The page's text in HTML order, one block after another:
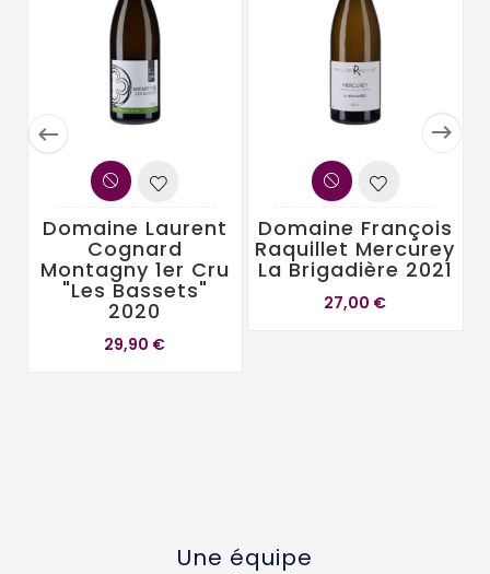
 
Domaine Laurent
Cognard
Montagny 1er Cru
"Les Bassets"
2020
29,90 €
Domaine François
Raquillet Mercurey
La Brigadière 2021
27,00 €
Une équipe